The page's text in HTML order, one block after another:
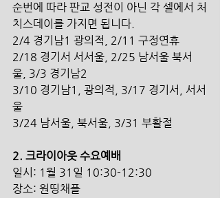
순번에 따라 판교 성전이 아닌 각 셀에서 처
치스데이를 가지면 됩니다.
2/4 경기남1 광의적, 2/11 구정연휴
2/18 경기서 서서울, 2/25 남서울 북서
울, 3/3 경기남2
3/10 경기남1, 광의적, 3/17 경기서, 서서
울
3/24 남서울, 북서울, 3/31 부활절
2. 크라이아웃 수요예배
일시: 1월 31일 10:30-12:30
장소: 원띵채플